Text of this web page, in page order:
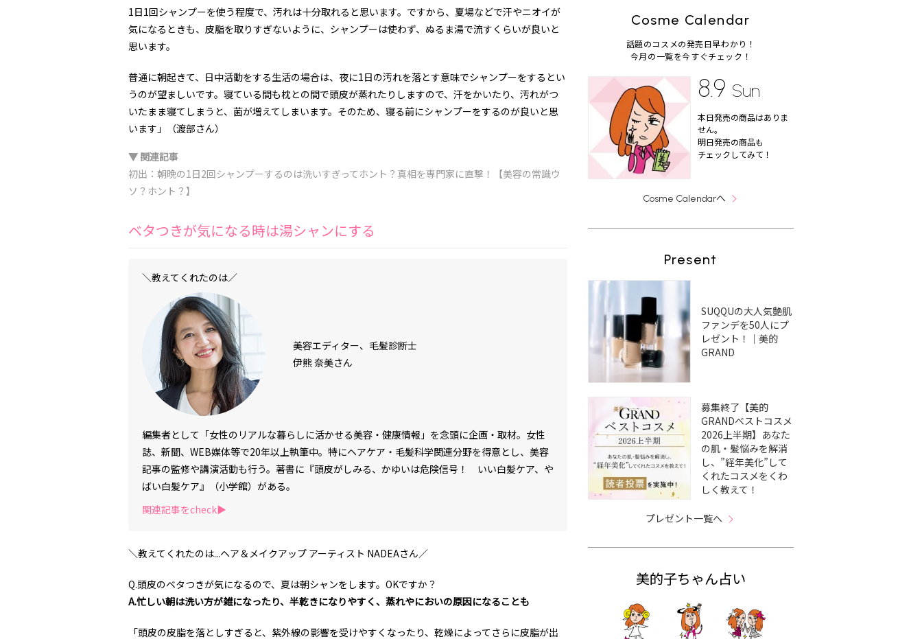
1日1回シャンプーを使う程度で、汚れは十分取れると思います。ですから、夏場などで汗やニオイが
気になるときも、皮脂を取りすぎないように、シャンプーは使わず、ぬるま湯で流すくらいが良いと
思います。
普通に朝起きて、日中活動をする生活の場合は、夜に1日の汚れを落とす意味でシャンプーをするとい
うのが望ましいです。寝ている間も枕との間で頭皮が蒸れたりしますので、汗をかいたり、汚れがつ
いたまま寝てしまうと、菌が増えてしまいます。そのため、寝る前にシャンプーをするのが良いと思
います」（渡部さん）
▼ 関連記事
初出：朝晩の1日2回シャンプーするのは洗いすぎってホント？真相を専門家に直撃！【美容の常識ウ
ソ？ホント？】
ベタつきが気になる時は湯シャンにする
＼教えてくれたのは／
美容エディター、毛髪診断士
伊熊 奈美さん
編集者として「女性のリアルな暮らしに活かせる美容・健康情報」を念頭に企画・取材。女性
誌、新聞、WEB媒体等で20年以上執筆中。特にヘアケア・毛髪科学関連分野を得意とし、美容
記事の監修や講演活動も行う。著書に『頭皮がしみる、かゆいは危険信号！ いい白髪ケア、や
ばい白髪ケア』（小学館）がある。
関連記事をcheck▶︎
＼教えてくれたのは...ヘア＆メイクアップ アーティスト NADEAさん／
Q.頭皮のベタつきが気になるので、夏は朝シャンをします。OKですか？
A.忙しい朝は洗い方が雑になったり、半乾きになりやすく、蒸れやにおいの原因になることも
「頭皮の皮脂を落としすぎると、紫外線の影響を受けやすくなったり、乾燥によってさらに皮脂が出
Cosme Calendar
話題のコスメの発売日早わかり！
今月の一覧を今すぐチェック！
8.9 Sun
本日発売の商品はありま
せん。
明日発売の商品も
チェックしてみて！
Cosme Calendarへ
Present
SUQQUの大人気艶肌
ファンデを50人にプ
レゼント！｜美的
GRAND
募集終了【美的
GRANDベストコスメ
2026上半期】あなた
の肌・髪悩みを解消
し、”経年美化”して
くれたコスメをくわ
しく教えて！
プレゼント一覧へ
美的子ちゃん占い